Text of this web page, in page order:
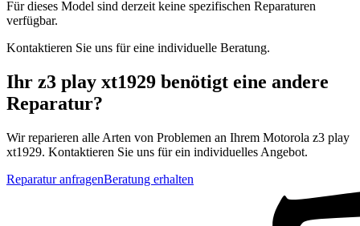
Für dieses Model sind derzeit keine spezifischen Reparaturen
verfügbar.
Kontaktieren Sie uns für eine individuelle Beratung.
Ihr z3 play xt1929 benötigt eine andere
Reparatur?
Wir reparieren alle Arten von Problemen an Ihrem Motorola z3 play
xt1929. Kontaktieren Sie uns für ein individuelles Angebot.
Reparatur anfragenBeratung erhalten